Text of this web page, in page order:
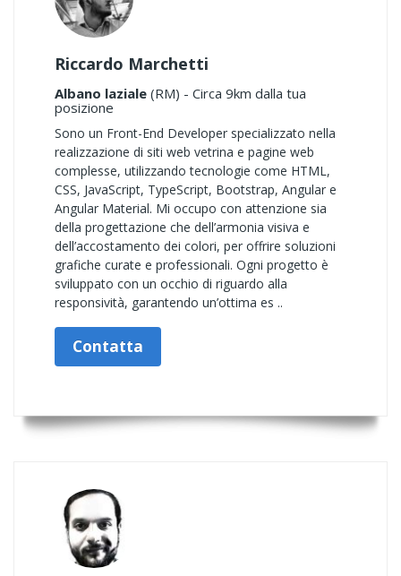
Riccardo Marchetti
Albano laziale (RM) - Circa 9km dalla tua
posizione
Sono un Front-End Developer specializzato nella
realizzazione di siti web vetrina e pagine web
complesse, utilizzando tecnologie come HTML,
CSS, JavaScript, TypeScript, Bootstrap, Angular e
Angular Material. Mi occupo con attenzione sia
della progettazione che dell’armonia visiva e
dell’accostamento dei colori, per offrire soluzioni
grafiche curate e professionali. Ogni progetto è
sviluppato con un occhio di riguardo alla
responsività, garantendo un’ottima es ..
Contatta